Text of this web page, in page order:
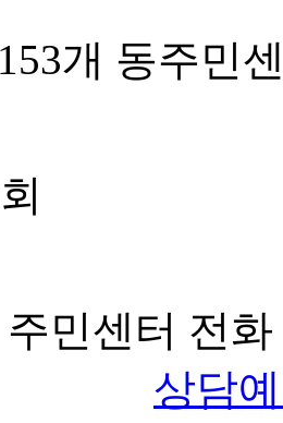
개 동주민
민센터 전
상담